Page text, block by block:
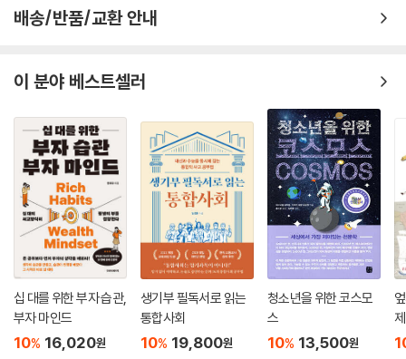
배송/반품/교환 안내
이 분야 베스트셀러
십 대를 위한 부자 습관,
부자 마인드
10% 16,020원
생기부 필독서로 읽는
통합사회
10% 19,800원
청소년을 위한 코스모
스
10% 13,500원